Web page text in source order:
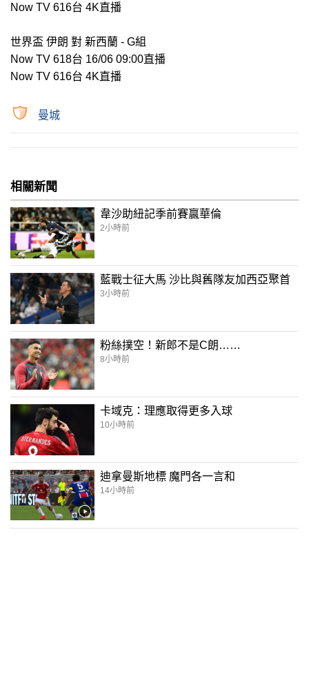
Now TV 616台 4K直播
世界盃 伊朗 對 新西蘭 - G組
Now TV 618台 16/06 09:00直播
Now TV 616台 4K直播
曼城
相關新聞
韋沙助紐記季前賽贏華倫
2小時前
藍戰士征大馬 沙比與舊隊友加西亞聚首
3小時前
粉絲撲空！新郎不是C朗……
8小時前
卡域克：理應取得更多入球
10小時前
迪拿曼斯地標 魔門各一言和
14小時前